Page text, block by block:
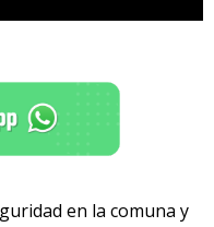
en la comuna y